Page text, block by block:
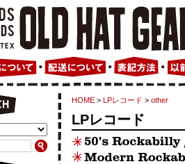
HOME > LPレコード > other
LPレコード